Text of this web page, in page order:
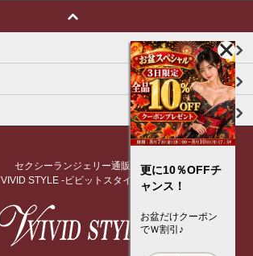
セクシーランジェリー通販
VIVID STYLE -ビビットスタイル-
更に10％OFFチ
ャンス！
お盆だけクーポン
でＷ割引♪